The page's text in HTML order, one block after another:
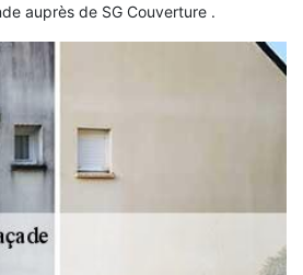
auprès de SG Couverture .